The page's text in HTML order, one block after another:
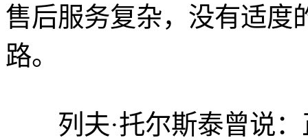
售后服务复杂，没有适度
路。
列夫·托尔斯泰曾说：